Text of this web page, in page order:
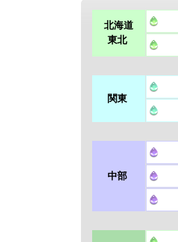
北海道
東北
関東
中部